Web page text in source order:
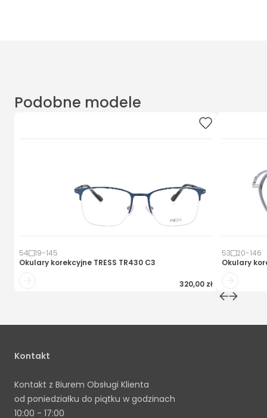
Podobne modele
54 19-145
Okulary korekcyjne TRESS TR430 C3
320,00 zł
53 20-146
Okulary
Kontakt
Kontakt z Biurem Obsługi Klienta
od poniedziałku do piątku w godzinach
10:00 - 17:00